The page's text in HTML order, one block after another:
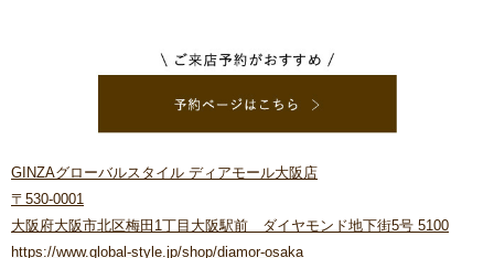
GINZAグローバルスタイル ディアモール大阪店
〒530-0001
大阪府大阪市北区梅田1丁目大阪駅前 ダイヤモンド地下街5号 5100
https://www.global-style.jp/shop/diamor-osaka